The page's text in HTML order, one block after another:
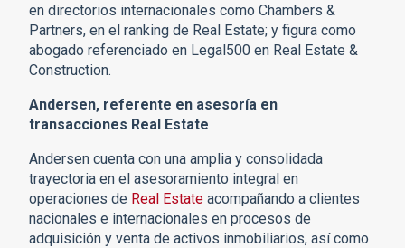
en directorios internacionales como Chambers &
Partners, en el ranking de Real Estate; y figura como
abogado referenciado en Legal500 en Real Estate &
Construction.
Andersen, referente en asesoría en
transacciones Real Estate
Andersen cuenta con una amplia y consolidada
trayectoria en el asesoramiento integral en
operaciones de Real Estate acompañando a clientes
nacionales e internacionales en procesos de
adquisición y venta de activos inmobiliarios, así como